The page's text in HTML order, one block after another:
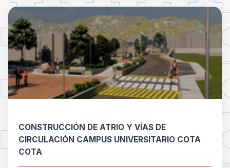
CONSTRUCCIÓN DE ATRIO Y VÍAS DE
CIRCULACIÓN CAMPUS UNIVERSITARIO COTA
COTA